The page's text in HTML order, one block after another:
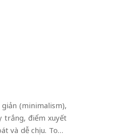
(minimalism),
trắng, điểm xuyết
và dễ chịu. Tone